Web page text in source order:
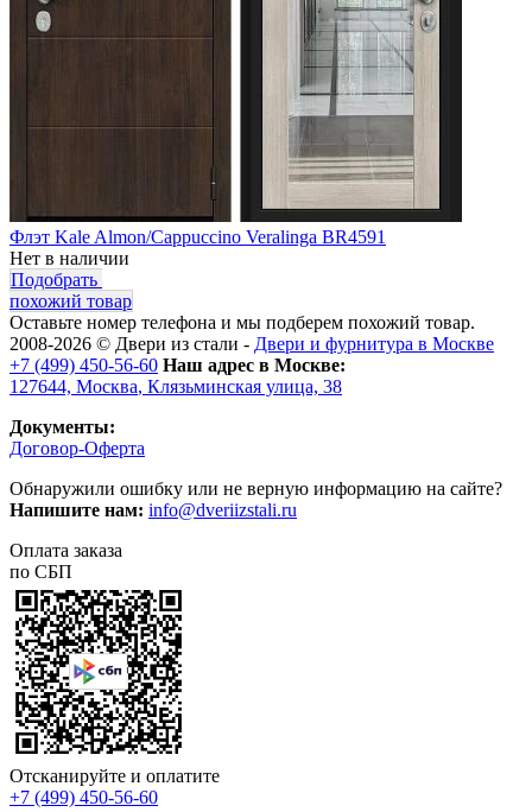
Флэт Kale Almon/Cappuccino Veralinga BR4591
Нет в наличии
Подобрать
похожий товар
Оставьте номер телефона и мы подберем похожий товар.
2008-2026 © Двери из стали - Двери и фурнитура в Москве
+7 (499) 450-56-60 Наш адрес в Москве:
127644, Москва, Клязьминская улица, 38
Документы:
Договор-Оферта
Обнаружили ошибку или не верную информацию на сайте?
Напишите нам: info@dveriizstali.ru
Оплата заказа
по СБП
Отсканируйте и оплатите
+7 (499) 450-56-60